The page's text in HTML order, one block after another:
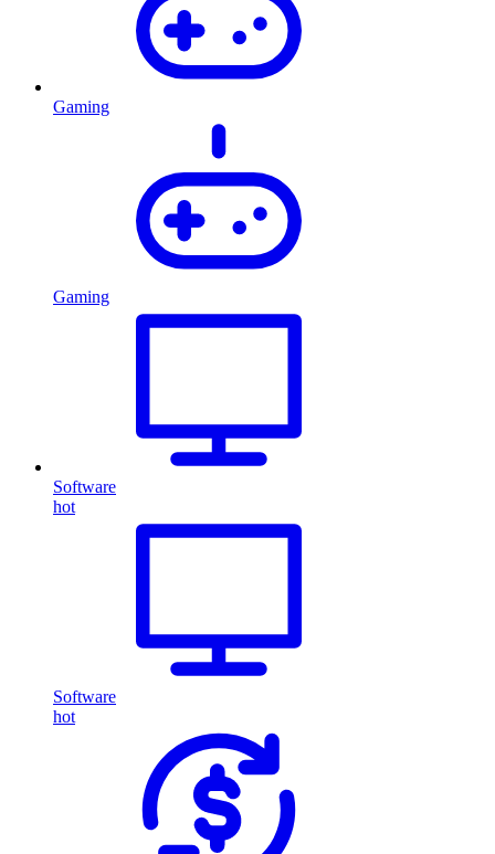
Gaming
Gaming
Software
hot
Software
hot